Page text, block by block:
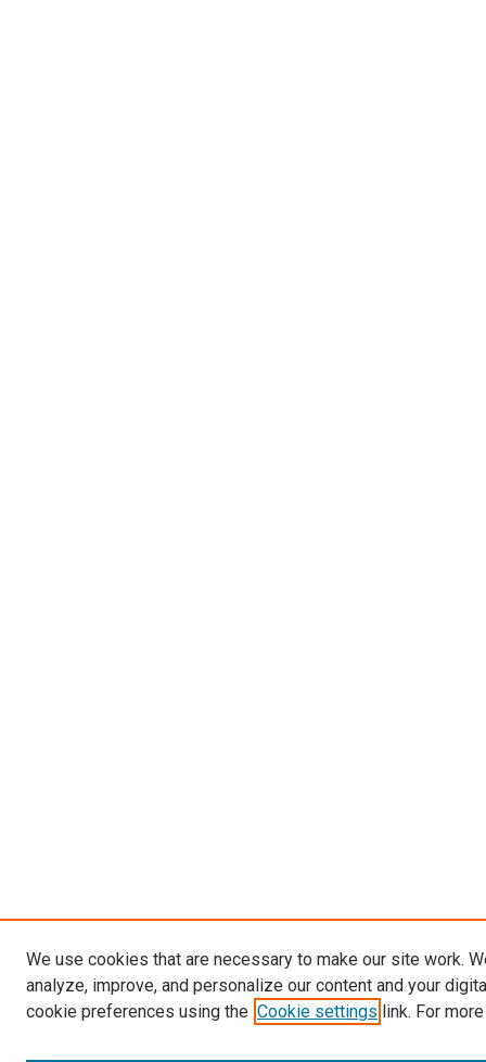
We use cookies that are necessary to make our site work.
analyze, improve, and personalize our content and your
cookie preferences using the Cookie settings link. For